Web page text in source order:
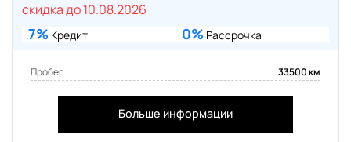
скидка до 10.08.2026
7% Кредит 0% Рассрочка
Пробег 33500 км
Больше информации